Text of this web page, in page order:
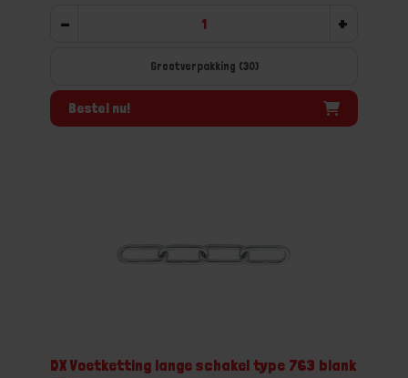
- +
Grootverpakking (30)
Bestel nu!
DX Voetketting lange schakel type 763 blank